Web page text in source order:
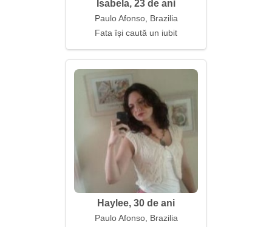
Isabela, 23 de ani
Paulo Afonso, Brazilia
Fata își caută un iubit
Haylee, 30 de ani
Paulo Afonso, Brazilia